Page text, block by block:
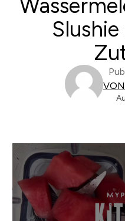
VON